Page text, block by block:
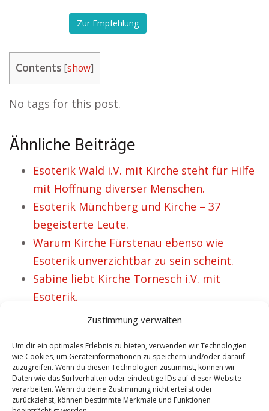
Zustimmung verwalten
Um dir ein optimales Erlebnis zu bieten, verwenden wir Technologien
wie Cookies, um Geräteinformationen zu speichern und/oder darauf
zuzugreifen. Wenn du diesen Technologien zustimmst, können wir
Daten wie das Surfverhalten oder eindeutige IDs auf dieser Website
verarbeiten. Wenn du deine Zustimmung nicht erteilst oder
zurückziehst, können bestimmte Merkmale und Funktionen
Zur Empfehlung
Contents [show]
No tags for this post.
Ähnliche Beiträge
Esoterik Wald i.V. mit Kirche steht für Hilfe
mit Hoffnung diverser Menschen.
Esoterik Münchberg und Kirche – 37
begeisterte Leute.
Warum Kirche Fürstenau ebenso wie
Esoterik unverzichtbar zu sein scheint.
Sabine liebt Kirche Tornesch i.V. mit
Esoterik.
Esoterik Metzingen und Kirche für ein
VORHERIGER ARTIKEL
Kirche Kloten
NÄCHSTER ARTIKEL
Kirche Klütz